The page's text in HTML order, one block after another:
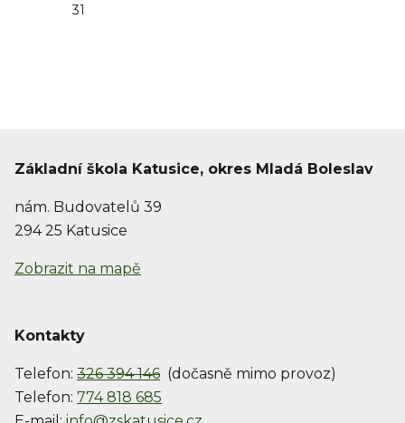
31
Základní škola Katusice, okres Mladá Boleslav
nám. Budovatelů 39
294 25 Katusice
Zobrazit na mapě
Kontakty
Telefon: 326 394 146 (dočasně mimo provoz)
Telefon: 774 818 685